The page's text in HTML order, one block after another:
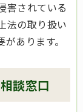
害されている
法の取り扱い
あります。
談窓口